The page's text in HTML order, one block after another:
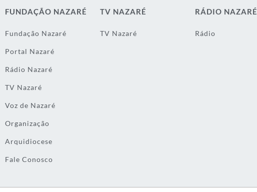
FUNDAÇÃO NAZARÉ
Fundação Nazaré
Portal Nazaré
Rádio Nazaré
TV Nazaré
Voz de Nazaré
Organização
Arquidiocese
Fale Conosco
TV NAZARÉ
TV Nazaré
RÁDIO NAZARÉ
Rádio